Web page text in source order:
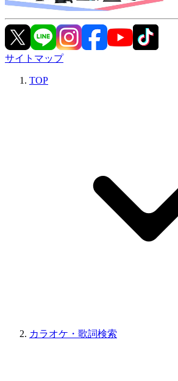
サイトマップ
TOP
カラオケ・歌詞検索